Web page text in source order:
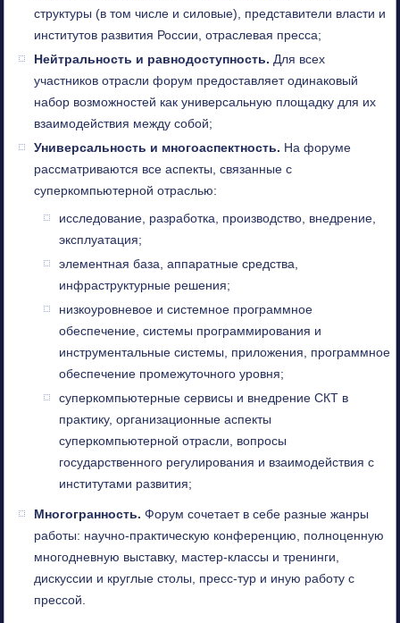
структуры (в том числе и силовые), представители власти и
институтов развития России, отраслевая пресса;
Нейтральность и равнодоступность. Для всех
участников отрасли форум предоставляет одинаковый
набор возможностей как универсальную площадку для их
взаимодействия между собой;
Универсальность и многоаспектность. На форуме
рассматриваются все аспекты, связанные с
суперкомпьютерной отраслью:
исследование, разработка, производство, внедрение,
эксплуатация;
элементная база, аппаратные средства,
инфраструктурные решения;
низкоуровневое и системное программное
обеспечение, системы программирования и
инструментальные системы, приложения, программное
обеспечение промежуточного уровня;
суперкомпьютерные сервисы и внедрение СКТ в
практику, организационные аспекты
суперкомпьютерной отрасли, вопросы
государственного регулирования и взаимодействия с
институтами развития;
Многогранность. Форум сочетает в себе разные жанры
работы: научно-практическую конференцию, полноценную
многодневную выставку, мастер-классы и тренинги,
дискуссии и круглые столы, пресс-тур и иную работу с
прессой.